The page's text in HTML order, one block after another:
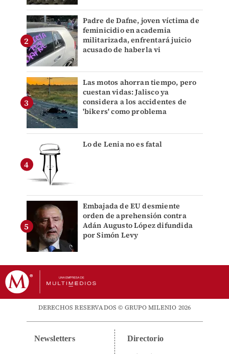
Padre de Dafne, joven víctima de
feminicidio en academia
militarizada, enfrentará juicio
acusado de haberla vi
Las motos ahorran tiempo, pero
cuestan vidas: Jalisco ya
considera a los accidentes de
'bikers' como problema
Lo de Lenia no es fatal
Embajada de EU desmiente
orden de aprehensión contra
Adán Augusto López difundida
por Simón Levy
DERECHOS RESERVADOS © GRUPO MILENIO 2026
Newsletters Directorio